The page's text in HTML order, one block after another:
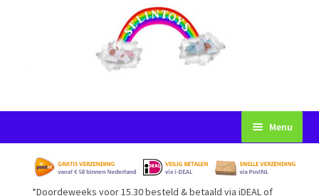
naar
navigatie
inhoud
Menu
Startpagina
*Doordeweeks voor 15.30 besteld & betaald via iDEAL of